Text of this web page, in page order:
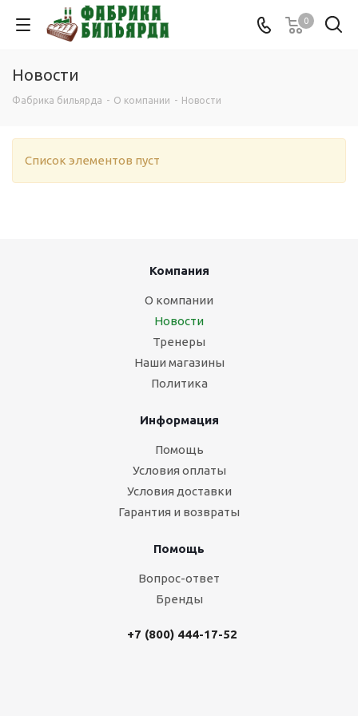
0
Новости
Фабрика бильярда - О компании - Новости
Список элементов пуст
Компания
О компании
Новости
Тренеры
Наши магазины
Политика
Информация
Помощь
Условия оплаты
Условия доставки
Гарантия и возвраты
Помощь
Вопрос-ответ
Бренды
+7 (800) 444-17-52